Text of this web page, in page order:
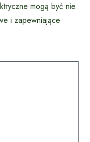
mogą być nie
i zapewniające